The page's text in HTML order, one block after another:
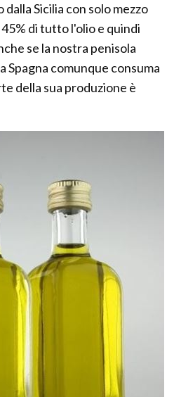
Sicilia con solo mezzo
di tutto l'olio e quindi
se la nostra penisola
Spagna comunque consuma
della sua produzione è